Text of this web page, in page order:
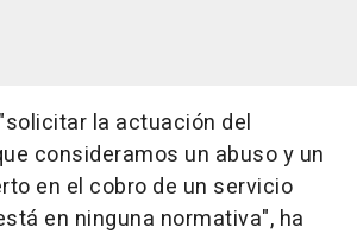
la actuación del
consideramos un abuso y un
en el cobro de un servicio
en ninguna normativa", ha